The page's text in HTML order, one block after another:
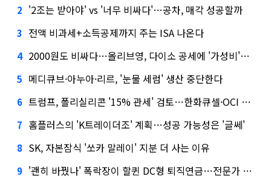
2 '2조는 받아야' vs '너무 비싸다'…공차, 매각 성공할까
3 전액 비과세+소득공제까지 주는 ISA 나온다
4 2000원도 비싸다…올리브영, 다이소 공세에 '가성비'로 맞불
5 메디큐브·아누아·리르, '눈물 세럼' 생산 중단한다
6 트럼프, 폴리실리콘 '15% 관세' 검토…한화큐셀·OCI 영향은?
7 홈플러스의 'K트레이더조' 계획…성공 가능성은 '글쎄'
8 SK, 자본잠식 '쏘카 말레이' 지분 더 사는 이유
9 '괜히 바꿨나' 폭락장이 할퀸 DC형 퇴직연금…전문가 조언은